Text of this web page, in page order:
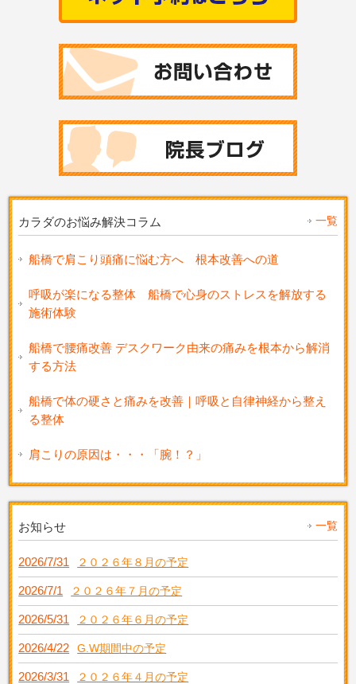
カラダのお悩み解決コラム 一覧
船橋で肩こり頭痛に悩む方へ 根本改善への道
呼吸が楽になる整体 船橋で心身のストレスを解放する
施術体験
船橋で腰痛改善 デスクワーク由来の痛みを根本から解消
する方法
船橋で体の硬さと痛みを改善｜呼吸と自律神経から整え
る整体
肩こりの原因は・・・「腕！？」
お知らせ 一覧
2026/7/31 ２０２６年８月の予定
2026/7/1 ２０２６年７月の予定
2026/5/31 ２０２６年６月の予定
2026/4/22 G.W期間中の予定
2026/3/31 ２０２６年４月の予定